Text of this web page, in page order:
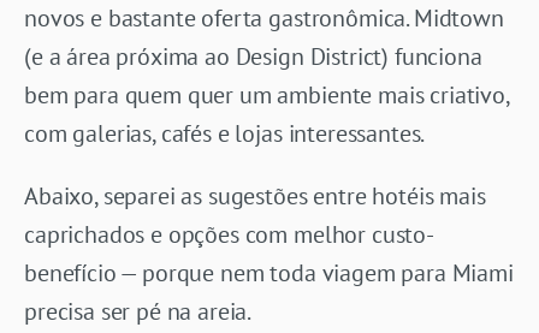
novos e bastante oferta gastronômica. Midtown
(e a área próxima ao Design District) funciona
bem para quem quer um ambiente mais criativo,
com galerias, cafés e lojas interessantes.
Abaixo, separei as sugestões entre hotéis mais
caprichados e opções com melhor custo-
benefício — porque nem toda viagem para Miami
precisa ser pé na areia.